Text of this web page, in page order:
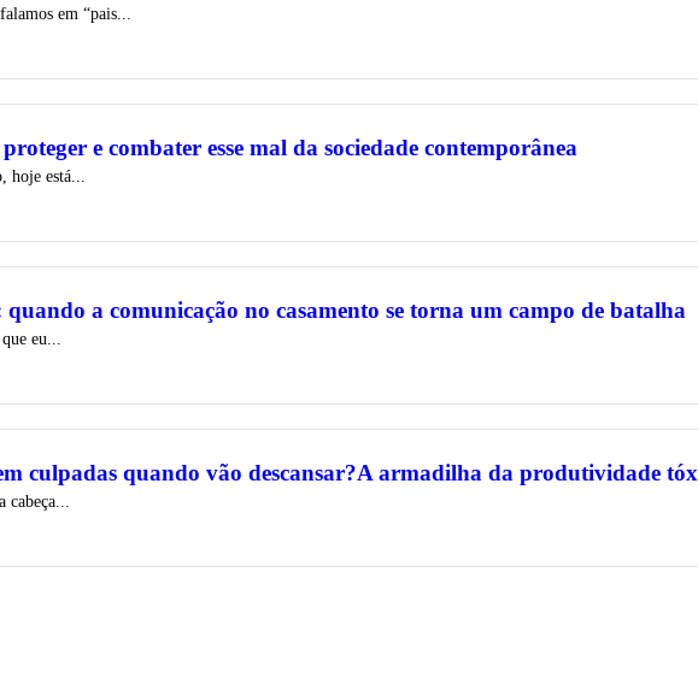
em “pais...
e combater esse mal da sociedade contemporânea
hoje está...
quando a comunicação no casamento se torna um campo de batalha
eu...
culpadas quando vão descansar?A armadilha da produtividade
cabeça...